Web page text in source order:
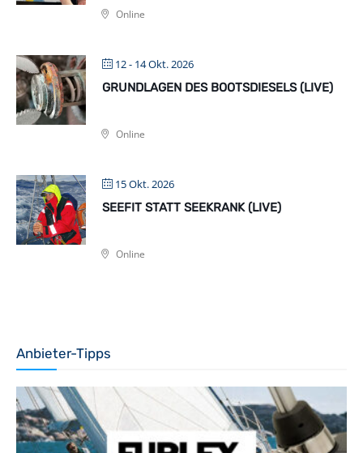
Online
12 - 14 Okt. 2026
GRUNDLAGEN DES BOOTSDIESELS (LIVE)
Online
15 Okt. 2026
SEEFIT STATT SEEKRANK (LIVE)
Online
Anbieter-Tipps